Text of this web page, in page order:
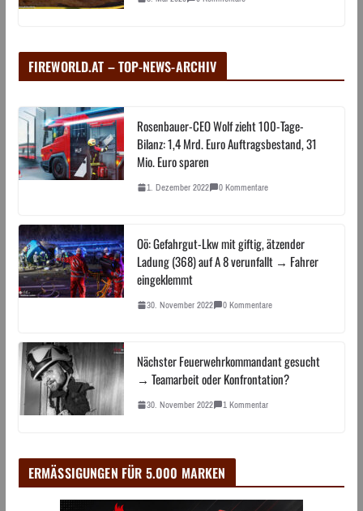
FIREWORLD.AT – TOP-NEWS-ARCHIV
Rosenbauer-CEO Wolf zieht 100-Tage-
Bilanz: 1,4 Mrd. Euro Auftragsbestand, 31
Mio. Euro sparen
1. Dezember 2022 0 Kommentare
Oö: Gefahrgut-Lkw mit giftig, ätzender
Ladung (368) auf A 8 verunfallt → Fahrer
eingeklemmt
30. November 2022 0 Kommentare
Nächster Feuerwehrkommandant gesucht
→ Teamarbeit oder Konfrontation?
30. November 2022 1 Kommentar
ERMÄSSIGUNGEN FÜR 5.000 MARKEN